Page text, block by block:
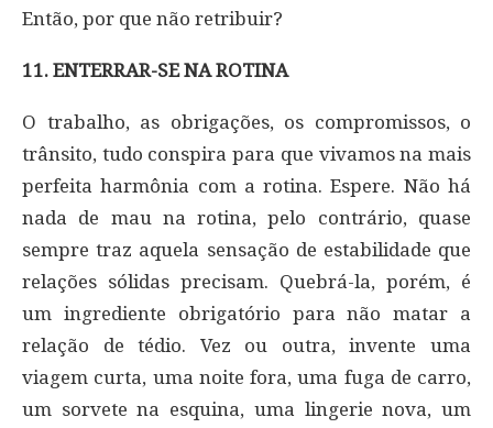
Então, por que não retribuir?
11. ENTERRAR-SE NA ROTINA
O trabalho, as obrigações, os compromissos, o
trânsito, tudo conspira para que vivamos na mais
perfeita harmônia com a rotina. Espere. Não há
nada de mau na rotina, pelo contrário, quase
sempre traz aquela sensação de estabilidade que
relações sólidas precisam. Quebrá-la, porém, é
um ingrediente obrigatório para não matar a
relação de tédio. Vez ou outra, invente uma
viagem curta, uma noite fora, uma fuga de carro,
um sorvete na esquina, uma lingerie nova, um